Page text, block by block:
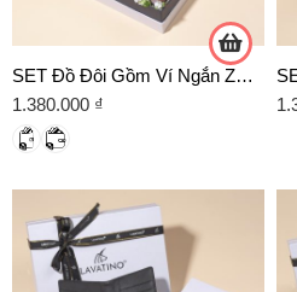
SET Đồ Đôi Gồm Ví Ngắn ZEUS Và Ví Dài LISA chính Hãng Lavatino
1.380.000 ₫